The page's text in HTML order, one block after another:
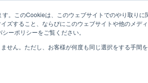
。このCookieは、このウェブサイトでのやり取り
ズすること、ならびにこのウェブサイトや他のメデ
ーポリシーをご覧ください。
せん。ただし、お客様が何度も同じ選択をする手間